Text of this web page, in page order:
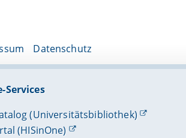
Datenschutz
Services
(Universitätsbibliothek)
(HISinOne)